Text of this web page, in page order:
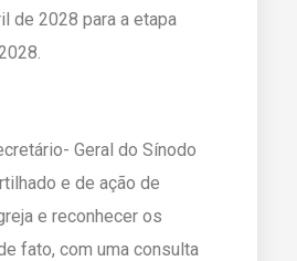
de 2028 para a etapa
Geral do Sínodo
e de ação de
e reconhecer os
fato, com uma consulta